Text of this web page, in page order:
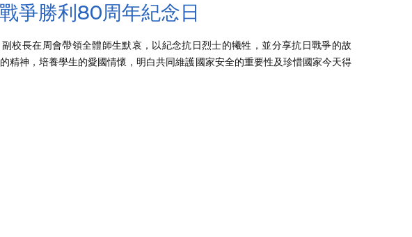
爭勝利80周年紀念日
校長在周會帶領全體師生默哀，以紀念抗日烈士的犧牲，並分享抗日戰爭的故
精神，培養學生的愛國情懷，明白共同維護國家安全的重要性及珍惜國家今天得